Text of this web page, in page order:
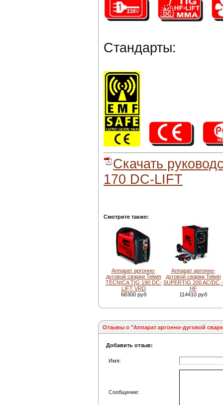
Стандарты:
Скачать
170 DC-LIFT
Смотрите также:
Аппарат аргонно-
дуговой сварки Telwin
TECNICA TIG 190 DC-
LIFT VRD
68300 руб
Аппарат аргонно-
дуговой сварки Telwin
SUPERTIG 200 AC/DC -
HF
114410 руб
Отзывы о "Аппарат аргонно-дуговой
Добавить отзыв:
Имя:
Сообщение: